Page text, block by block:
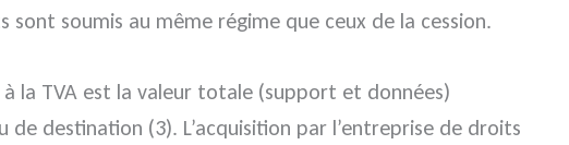
sont soumis au même régime que ceux de la cession.
la TVA est la valeur totale (support et données)
destination (3). L’acquisition par l’entreprise de droits